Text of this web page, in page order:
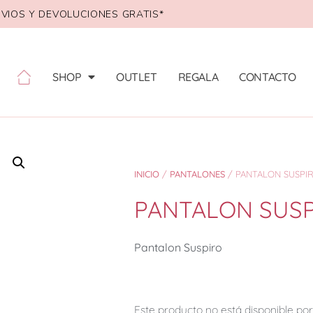
Y DEVOLUCIONES GRATIS*
SHOP OUTLET REGALA CONTACTO
INICIO / PANTALONES / PANTALON
PANTALON
Pantalon Suspiro
Este producto no está disponible